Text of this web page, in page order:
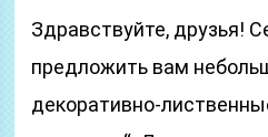
Здравствуйте, друзья!
предложить вам
декоративно-